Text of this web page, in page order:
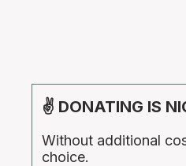
✌ DONATING IS
Without additional
choice.